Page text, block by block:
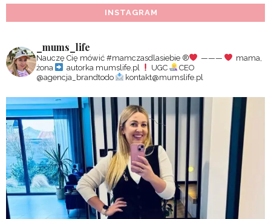
INSTAGRAM
_mums_life
Nauczę Cię mówić #mamczasdlasiebie ®️ ———
mama,
żona
autorka mumslife.pl UGC
CEO
@agencja_brandtodo
kontakt@mumslife.pl